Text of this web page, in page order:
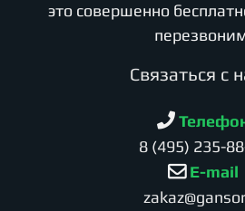
это совершенно
Cвязаться с
8 (495) 235-
E-mail